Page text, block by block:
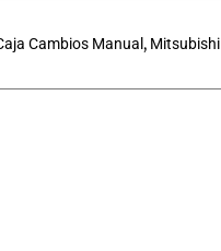
Cambios Manual , Mitsubishi